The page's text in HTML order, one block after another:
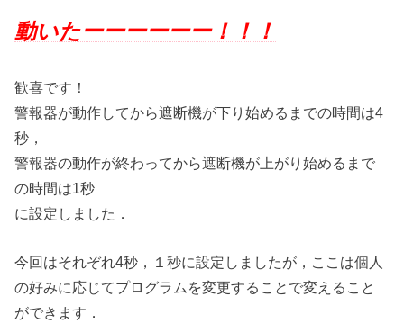
動いたーーーーーー！！！
歓喜です！
警報器が動作してから遮断機が下り始めるまでの時間は4
秒，
警報器の動作が終わってから遮断機が上がり始めるまで
の時間は1秒
に設定しました．
今回はそれぞれ4秒，１秒に設定しましたが，ここは個人
の好みに応じてプログラムを変更することで変えること
ができます．